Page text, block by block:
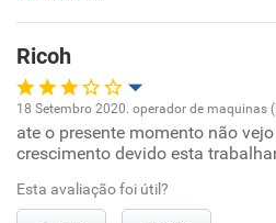
Recomenda esta empresa
Não recomenda a diretoria
Ricoh
Oportunidade de promoção
Ambiente de trabalho
18 Setembro 2020. operador de maquinas
ate o presente momento não
crescimento devido esta
Esta avaliação foi útil?